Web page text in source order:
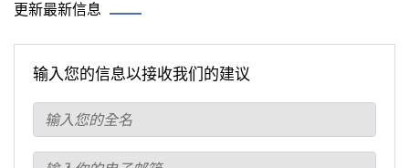
更新最新信息
输入您的信息以接收我们的建议